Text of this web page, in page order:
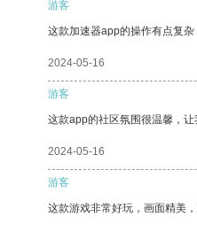
游客
这款加速器app的操作有点复
2024-05-16
游客
这款app的社区氛围很温馨，让
2024-05-16
游客
这款游戏非常好玩，画面精美，